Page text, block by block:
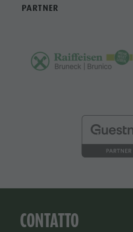
PARTNER
CONTATTO